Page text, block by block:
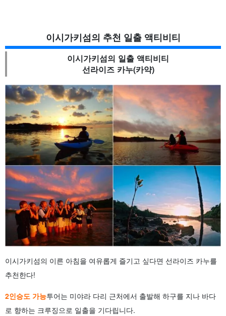
이시가키섬의 추천 일출 액티비티
이시가키섬의 일출 액티비티
선라이즈 카누(카약)
이시가키섬의 이른 아침을 여유롭게 즐기고 싶다면 선라이즈 카누를
추천한다!
2인승도 가능투어는 미야라 다리 근처에서 출발해 하구를 지나 바다
로 향하는 크루징으로 일출을 기다립니다.